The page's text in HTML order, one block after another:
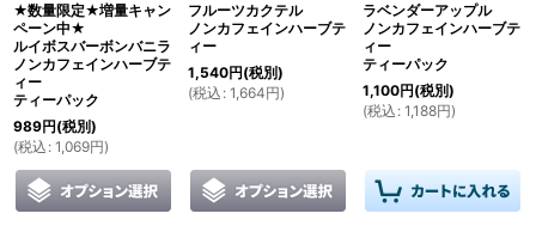
★数量限定★増量キャン
ペーン中★
ルイボスバーボンバニラ
ノンカフェインハーブテ
ィー
ティーパック
989円(税別)
(税込 : 1,069円)
フルーツカクテル
ノンカフェインハーブテ
ィー
1,540円(税別)
(税込 : 1,664円)
ラベンダーアップル
ノンカフェインハーブテ
ィー
ティーパック
1,100円(税別)
(税込 : 1,188円)